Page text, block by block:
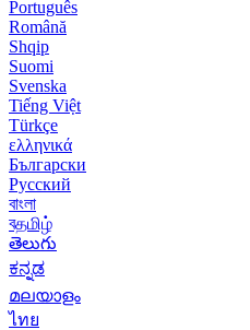
Português
Română
Shqip
Suomi
Svenska
Tiếng Việt
Türkçe
ελληνικά
Български
Русский
বাংলা
বதமிழ்
తెలుగు
ಕನ್ನಡ
മലയാളം
ไทย